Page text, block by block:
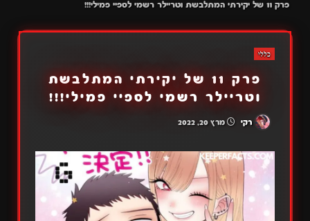
פרק 11 של יקירתי המתלבשת וטריילר רשמי לספיי פמילי!!!
כללי
פרק 11 של יקירתי המתלבשת
וטריילר רשמי לספיי פמילי!!!
רקי מרץ 20, 2022